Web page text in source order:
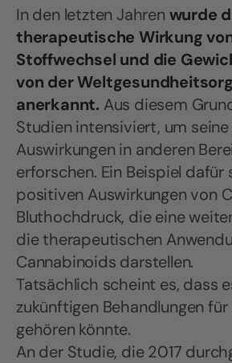
In den letzten Jahren wurde
therapeutische Wirkung
Stoffwechsel und die
von der
anerkannt. Aus diesem
Studien intensiviert, um
Auswirkungen in anderen
erforschen. Ein Beispiel dafür
positiven Auswirkungen von
Bluthochdruck, die eine
die therapeutischen
Cannabinoids darstellen.
Tatsächlich scheint es, dass
zukünftigen Behandlungen
gehören könnte.
An der Studie, die 2017